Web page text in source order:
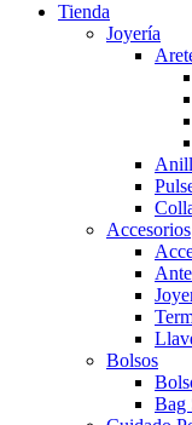
Tienda
Joyería
Accesorios
Bolsos
Bag